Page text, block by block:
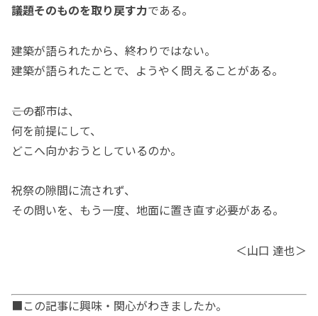
議題そのものを取り戻す力である。
建築が語られたから、終わりではない。
建築が語られたことで、ようやく問えることがある。
――この都市は、
何を前提にして、
どこへ向かおうとしているのか。
祝祭の隙間に流されず、
その問いを、もう一度、地面に置き直す必要がある。
＜山口 達也＞
■この記事に興味・関心がわきましたか。